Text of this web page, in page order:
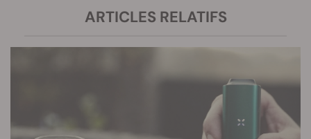
ARTICLES RELATIFS